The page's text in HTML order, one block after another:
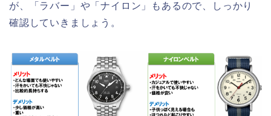
が、「ラバー」や「ナイロン」もあるので、しっかり
確認していきましょう。